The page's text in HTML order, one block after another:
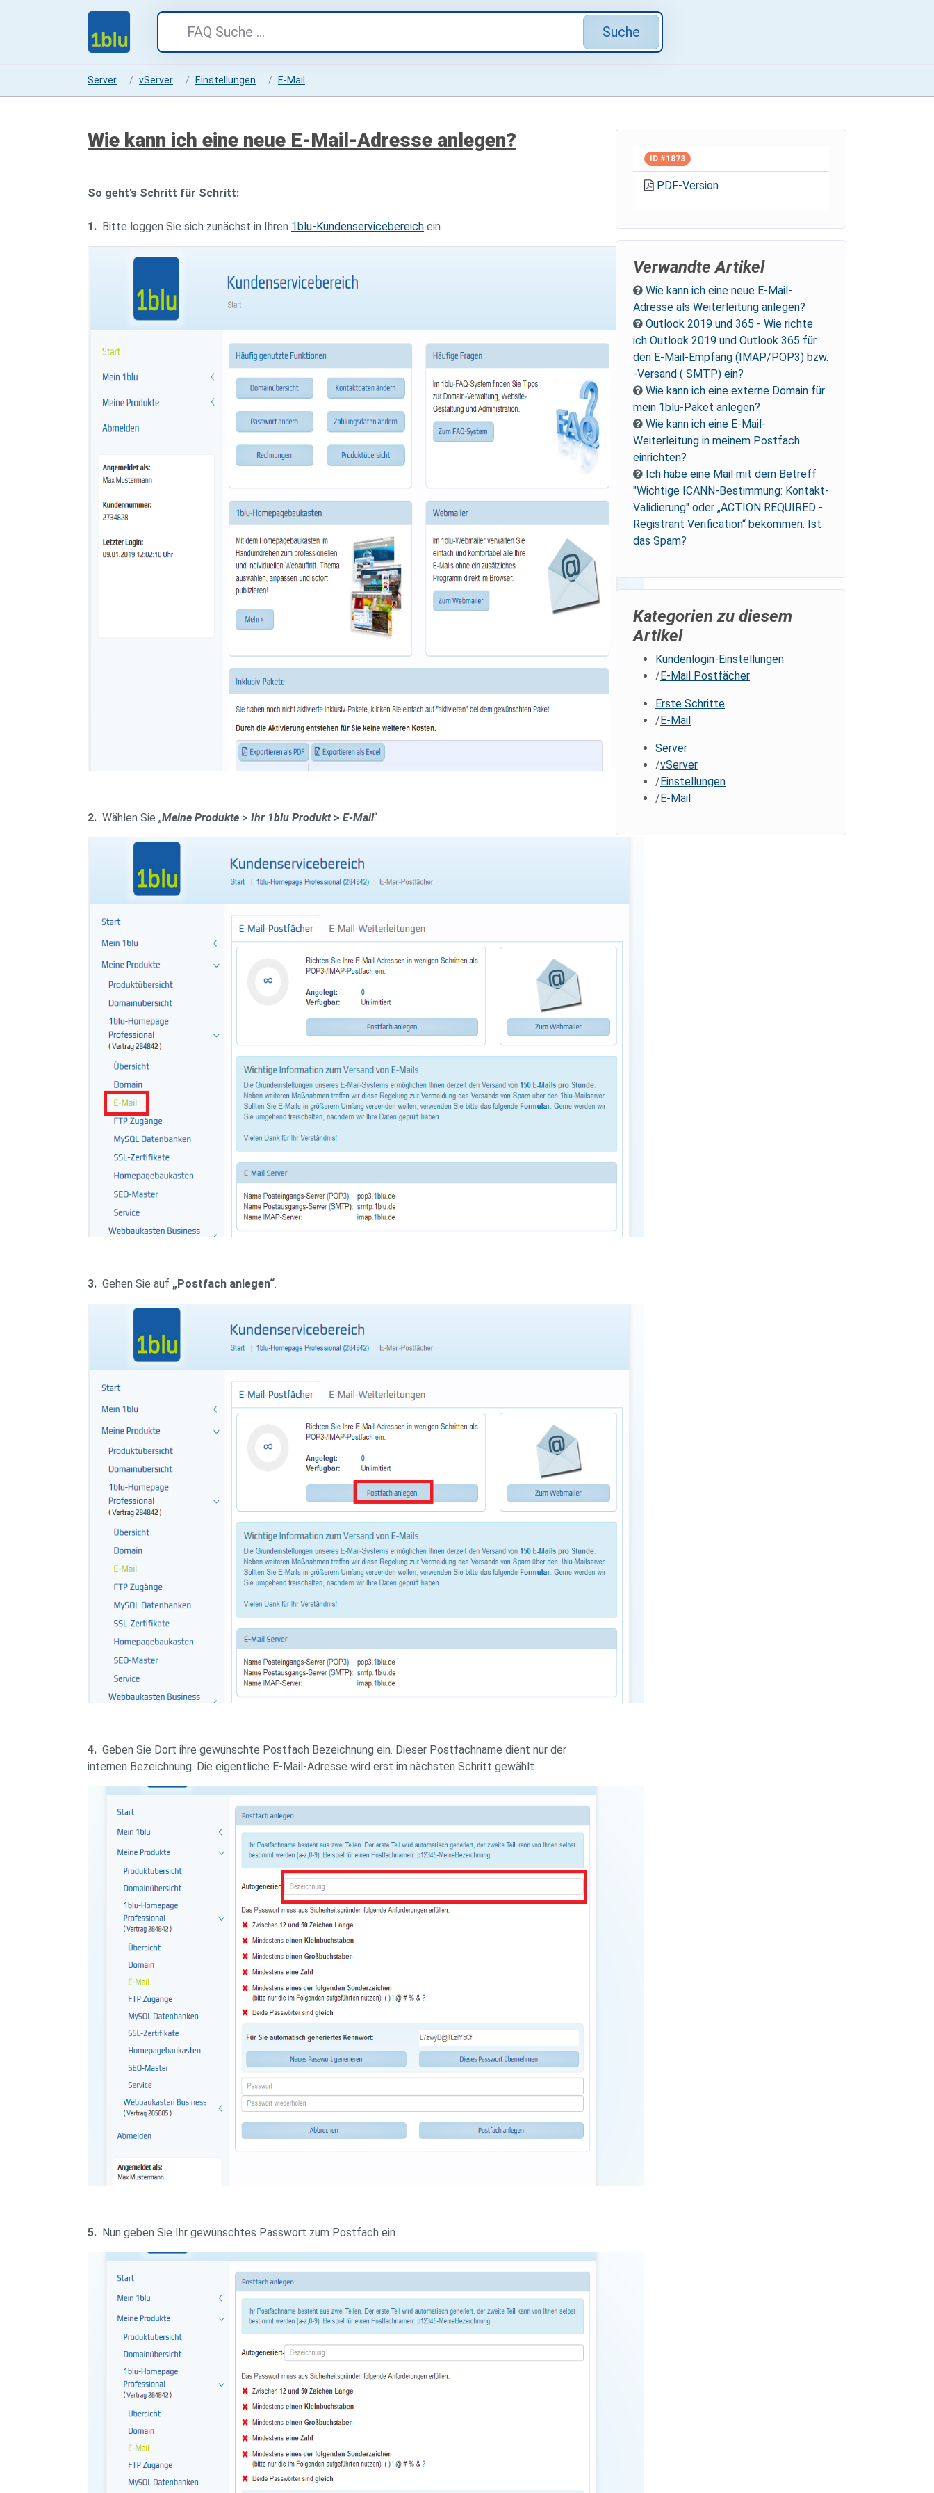
Suche
Server vServer Einstellungen E-Mail
Wie kann ich eine neue E-Mail-Adresse anlegen?
So geht’s Schritt für Schritt:
1. Bitte loggen Sie sich zunächst in Ihren 1blu-Kundenservicebereich ein.
2. Wählen Sie „Meine Produkte > Ihr 1blu Produkt > E-Mail“.
3. Gehen Sie auf „Postfach anlegen“.
4. Geben Sie Dort ihre gewünschte Postfach Bezeichnung ein. Dieser Postfachname dient nur der
internen Bezeichnung. Die eigentliche E-Mail-Adresse wird erst im nächsten Schritt gewählt.
5. Nun geben Sie Ihr gewünschtes Passwort zum Postfach ein.
ID #1873
PDF-Version
Verwandte Artikel
Wie kann ich eine neue E-Mail-
Adresse als Weiterleitung anlegen?
Outlook 2019 und 365 - Wie richte
ich Outlook 2019 und Outlook 365 für
den E-Mail-Empfang (IMAP/POP3) bzw.
-Versand ( SMTP) ein?
Wie kann ich eine externe Domain für
mein 1blu-Paket anlegen?
Wie kann ich eine E-Mail-
Weiterleitung in meinem Postfach
einrichten?
Ich habe eine Mail mit dem Betreff
"Wichtige ICANN-Bestimmung: Kontakt-
Validierung" oder „ACTION REQUIRED -
Registrant Verification“ bekommen. Ist
das Spam?
Kategorien zu diesem
Artikel
Kundenlogin-Einstellungen
E-Mail Postfächer
Erste Schritte
E-Mail
Server
vServer
Einstellungen
E-Mail